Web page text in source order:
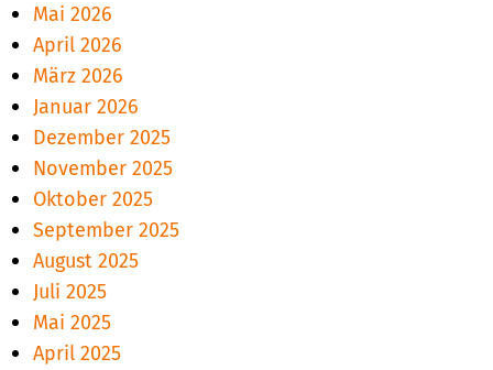
Mai 2026
April 2026
März 2026
Januar 2026
Dezember 2025
November 2025
Oktober 2025
September 2025
August 2025
Juli 2025
Mai 2025
April 2025